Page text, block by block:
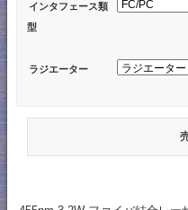
インタフェース類
型
ラジエーター